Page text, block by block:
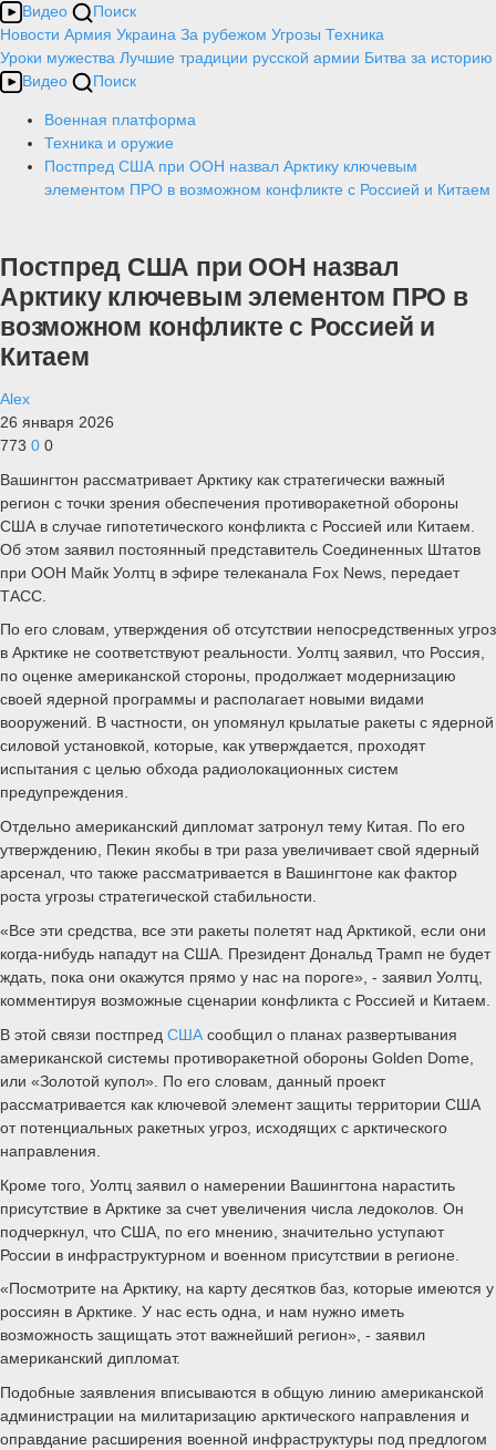
Видео
Поиск
Новости Армия Украина За рубежом Угрозы Техника
Уроки мужества Лучшие традиции русской армии Битва за историю
Видео
Поиск
Военная платформа
Техника и оружие
Постпред США при ООН назвал Арктику ключевым
элементом ПРО в возможном конфликте с Россией и Китаем
Постпред США при ООН назвал
Арктику ключевым элементом ПРО в
возможном конфликте с Россией и
Китаем
Alex
26 января 2026
773 0 0
Вашингтон рассматривает Арктику как стратегически важный
регион с точки зрения обеспечения противоракетной обороны
США в случае гипотетического конфликта с Россией или Китаем.
Об этом заявил постоянный представитель Соединенных Штатов
при ООН Майк Уолтц в эфире телеканала Fox News, передает
ТАСС.
По его словам, утверждения об отсутствии непосредственных угроз
в Арктике не соответствуют реальности. Уолтц заявил, что Россия,
по оценке американской стороны, продолжает модернизацию
своей ядерной программы и располагает новыми видами
вооружений. В частности, он упомянул крылатые ракеты с ядерной
силовой установкой, которые, как утверждается, проходят
испытания с целью обхода радиолокационных систем
предупреждения.
Отдельно американский дипломат затронул тему Китая. По его
утверждению, Пекин якобы в три раза увеличивает свой ядерный
арсенал, что также рассматривается в Вашингтоне как фактор
роста угрозы стратегической стабильности.
«Все эти средства, все эти ракеты полетят над Арктикой, если они
когда-нибудь нападут на США. Президент Дональд Трамп не будет
ждать, пока они окажутся прямо у нас на пороге», - заявил Уолтц,
комментируя возможные сценарии конфликта с Россией и Китаем.
В этой связи постпред США сообщил о планах развертывания
американской системы противоракетной обороны Golden Dome,
или «Золотой купол». По его словам, данный проект
рассматривается как ключевой элемент защиты территории США
от потенциальных ракетных угроз, исходящих с арктического
направления.
Кроме того, Уолтц заявил о намерении Вашингтона нарастить
присутствие в Арктике за счет увеличения числа ледоколов. Он
подчеркнул, что США, по его мнению, значительно уступают
России в инфраструктурном и военном присутствии в регионе.
«Посмотрите на Арктику, на карту десятков баз, которые имеются у
россиян в Арктике. У нас есть одна, и нам нужно иметь
возможность защищать этот важнейший регион», - заявил
американский дипломат.
Подобные заявления вписываются в общую линию американской
администрации на милитаризацию арктического направления и
оправдание расширения военной инфраструктуры под предлогом